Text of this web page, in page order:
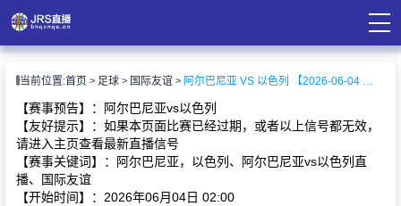
播
讯
当前位置:首页 足球 国际友谊 阿尔巴尼亚 VS 以色列 【2026-06-04 02:00:00】
【赛事预告】：阿尔巴尼亚vs以色列
【友好提示】：如果本页面比赛已经过期，或者以上信号都无效，
请进入主页查看最新直播信号
【赛事关键词】：阿尔巴尼亚，以色列、阿尔巴尼亚vs以色列直
播、国际友谊
【开始时间】：2026年06月04日 02:00